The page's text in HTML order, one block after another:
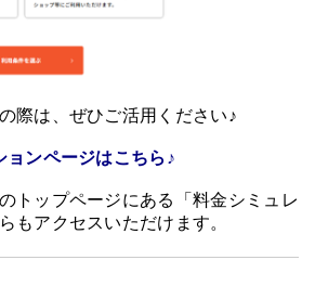
際は、ぜひご活用ください♪
ョンページはこちら♪
トップページにある「料金シミュレ
もアクセスいただけます。